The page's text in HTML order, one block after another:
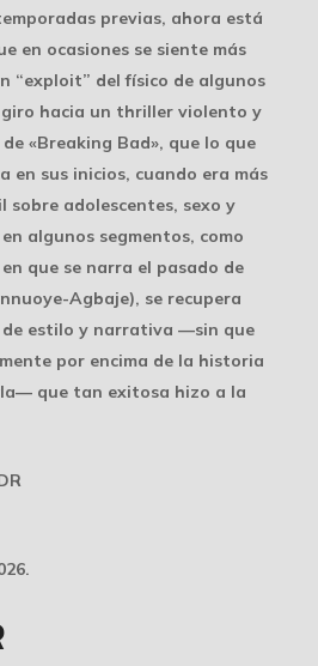
previas, ahora está
en ocasiones se siente más
“exploit” del físico de algunos
hacia un thriller violento y
«Breaking Bad», que lo que
en sus inicios, cuando era más
sobre adolescentes, sexo y
algunos segmentos, como
que se narra el pasado de
Agbaje), se recupera
de estilo y narrativa —sin que
por encima de la historia
que tan exitosa hizo a la